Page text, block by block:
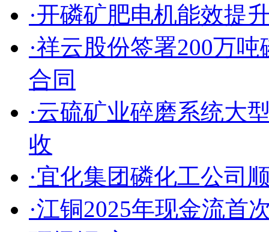
·开磷矿肥电机能效提
·祥云股份签署200万
合同
·云硫矿业碎磨系统大
收
·宜化集团磷化工公司
·江铜2025年现金流首